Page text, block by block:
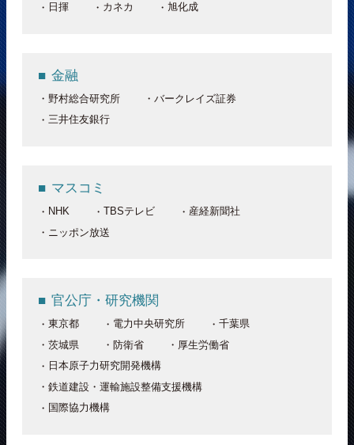
日揮
カネカ 旭化成
金融
野村総合研究所
バークレイズ証券
三井住友銀行
マスコミ
NHK TBSテレビ
産経新聞社
ニッポン放送
官公庁・研究機関
東京都 電力中央研究所
千葉県
茨城県
防衛省
厚生労働省
日本原子力研究開発機構
鉄道建設・運輸施設整備支援機構
国際協力機構